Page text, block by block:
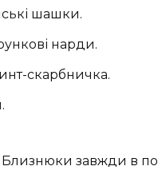
шашки.
нарди.
скарбничка.
Близнюки завжди в